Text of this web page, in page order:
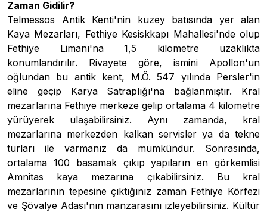
Zaman Gidilir?
Telmessos Antik Kenti'nin kuzey batısında yer alan
Kaya Mezarları, Fethiye Kesiskkapı Mahallesi'nde olup
Fethiye Limanı'na 1,5 kilometre uzaklıkta
konumlandırılır. Rivayete göre, ismini Apollon'un
oğlundan bu antik kent, M.Ö. 547 yılında Persler'in
eline geçip Karya Satraplığı'na bağlanmıştır. Kral
mezarlarına Fethiye merkeze gelip ortalama 4 kilometre
yürüyerek ulaşabilirsiniz. Aynı zamanda, kral
mezarlarına merkezden kalkan servisler ya da tekne
turları ile varmanız da mümkündür. Sonrasında,
ortalama 100 basamak çıkıp yapıların en görkemlisi
Amnitas kaya mezarına çıkabilirsiniz. Bu kral
mezarlarının tepesine çıktığınız zaman Fethiye Körfezi
ve Şövalye Adası'nın manzarasını izleyebilirsiniz. Kültür